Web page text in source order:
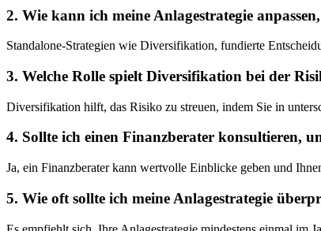
2. Wie kann ich meine Anlagestrategie
Standalone-Strategien wie Diversifikation, fundierte
3. Welche Rolle spielt Diversifikation bei der
Diversifikation hilft, das Risiko zu streuen, indem Sie in
4. Sollte ich einen Finanzberater konsultieren,
Ja, ein Finanzberater kann wertvolle Einblicke geben und
5. Wie oft sollte ich meine Anlagestrategie